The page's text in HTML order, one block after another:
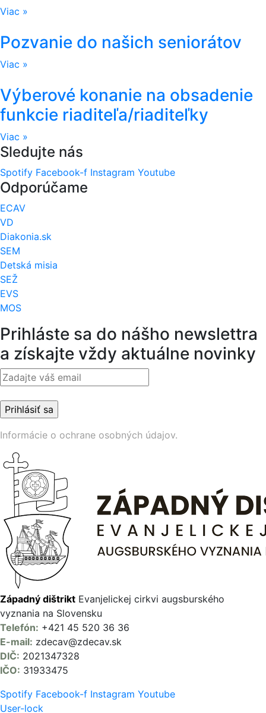
Viac »
Pozvanie do našich seniorátov
Viac »
Výberové konanie na obsadenie
funkcie riaditeľa/riaditeľky
Viac »
Sledujte nás
Spotify Facebook-f Instagram Youtube
Odporúčame
ECAV
VD
Diakonia.sk
SEM
Detská misia
SEŽ
EVS
MOS
Prihláste sa do nášho newslettra
a získajte vždy aktuálne novinky
Informácie o ochrane osobných údajov.
Západný dištrikt Evanjelickej cirkvi augsburského
vyznania na Slovensku
Telefón: +421 45 520 36 36
E-mail: zdecav@zdecav.sk
DIČ: 2021347328
IČO: 31933475
Spotify Facebook-f Instagram Youtube
User-lock